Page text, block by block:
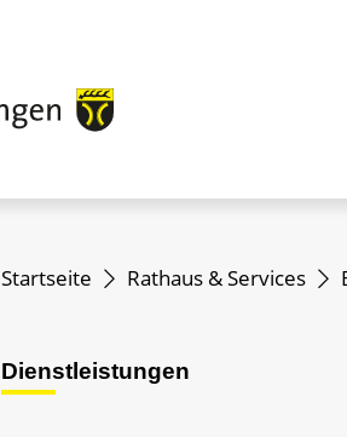
Startseite Rathaus & Services
Dienstleistungen